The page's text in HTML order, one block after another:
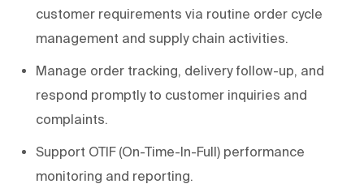
customer requirements via routine order cycle
management and supply chain activities.
Manage order tracking, delivery follow-up, and
respond promptly to customer inquiries and
complaints.
Support OTIF (On-Time-In-Full) performance
monitoring and reporting.